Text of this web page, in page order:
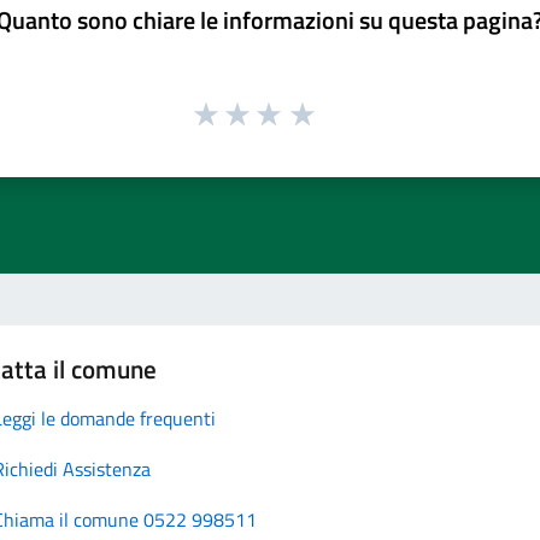
sono chiare le informazioni su questa
il comune
le domande frequenti
Assistenza
il comune 0522 998511